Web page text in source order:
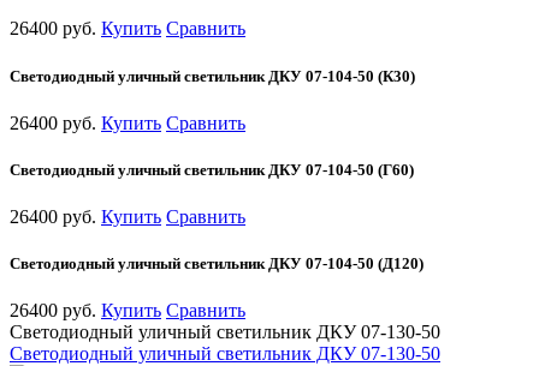
26400 руб. Купить Сравнить
Светодиодный уличный светильник ДКУ 07-104-50 (К30)
26400 руб. Купить Сравнить
Светодиодный уличный светильник ДКУ 07-104-50 (Г60)
26400 руб. Купить Сравнить
Светодиодный уличный светильник ДКУ 07-104-50 (Д120)
26400 руб. Купить Сравнить
Светодиодный уличный светильник ДКУ 07-130-50
Светодиодный уличный светильник ДКУ 07-130-50